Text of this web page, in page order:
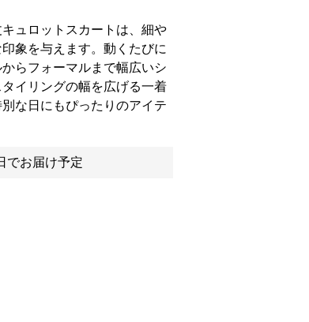
ュロットスカートは、細や
象を与えます。動くたびに
らフォーマルまで幅広いシ
イリングの幅を広げる一着
な日にもぴったりのアイテ
でお届け予定